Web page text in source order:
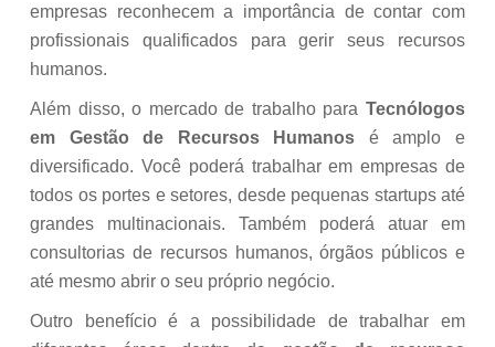
empresas reconhecem a importância de contar com
profissionais qualificados para gerir seus recursos
humanos.
Além disso, o mercado de trabalho para Tecnólogos
em Gestão de Recursos Humanos é amplo e
diversificado. Você poderá trabalhar em empresas de
todos os portes e setores, desde pequenas startups até
grandes multinacionais. Também poderá atuar em
consultorias de recursos humanos, órgãos públicos e
até mesmo abrir o seu próprio negócio.
Outro benefício é a possibilidade de trabalhar em